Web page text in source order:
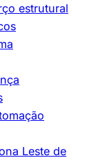
estrutural
Leste de